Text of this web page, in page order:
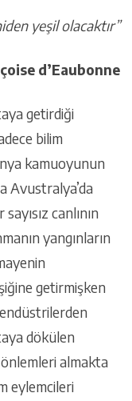
yeşil olacaktır”
d’Eaubonne
getirdiği
bilim
kamuoyunun
Avustralya’da
canlının
yangınların
getirmişken
dökülen
almakta
eylemcileri